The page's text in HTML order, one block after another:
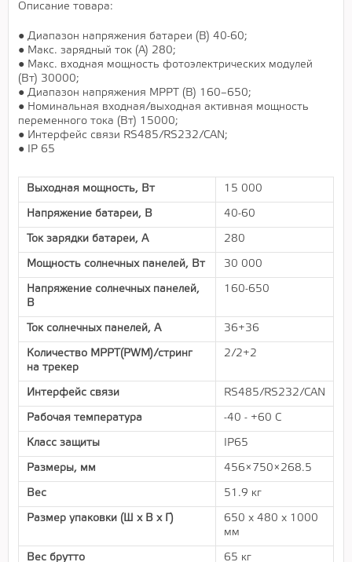
Описание товара:
● Диапазон напряжения батареи (В) 40-60;
● Макс. зарядный ток (А) 280;
● Макс. входная мощность фотоэлектрических модулей
(Вт) 30000;
● Диапазон напряжения MPPT (В) 160–650;
● Номинальная входная/выходная активная мощность
переменного тока (Вт) 15000;
● Интерфейс связи RS485/RS232/CAN;
● IP 65
Выходная мощность, Вт 15 000
Напряжение батареи, В 40-60
Ток зарядки батареи, А 280
Мощность солнечных панелей, Вт 30 000
Напряжение солнечных панелей,
В
160-650
Ток солнечных панелей, А 36+36
Количество MPPT(PWM)/стринг
на трекер
2/2+2
Интерфейс связи RS485/RS232/CAN
Рабочая температура -40 - +60 С
Класс защиты IP65
Размеры, мм 456×750×268.5
Вес 51.9 кг
Размер упаковки (Ш х В х Г)
650 x 480 x 1000
мм
Вес брутто 65 кг